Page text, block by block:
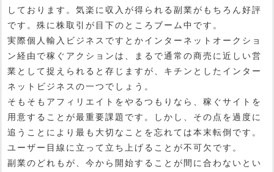
しております。気楽に収入が得られる副業がもちろん好評
です。殊に株取引が目下のところブーム中です。
実際個人輸入ビジネスですとかインターネットオークショ
ン経由で稼ぐアクションは、まるで通常の商売に近しい営
業として捉えられると存じますが、キチンとしたインター
ネットビジネスの一つでしょう。
そもそもアフィリエイトをやるつもりなら、稼ぐサイトを
用意することが最重要課題です。しかし、その点を過度に
追うことにより最も大切なことを忘れては本末転倒です。
ユーザー目線に立って立ち上げることが不可欠です。
副業のどれもが、今から開始することが間に合わないとい